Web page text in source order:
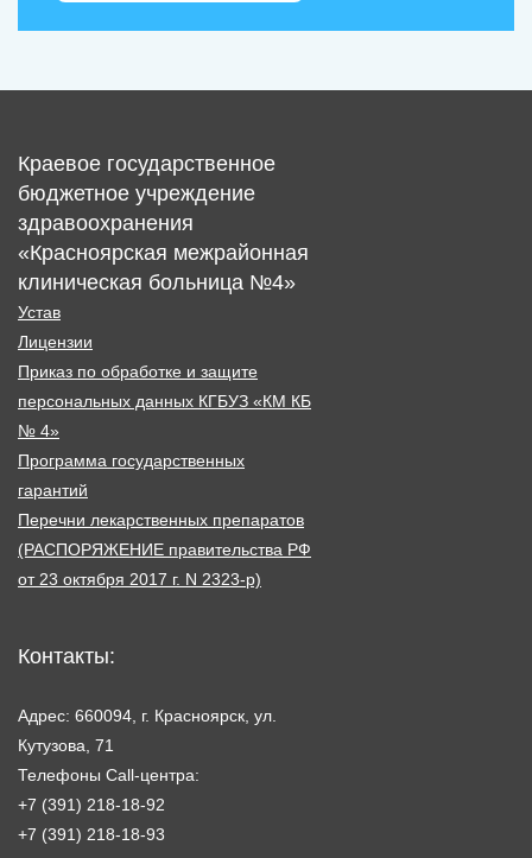
Краевое государственное
бюджетное учреждение
здравоохранения
«Красноярская межрайонная
клиническая больница №4»
Устав
Лицензии
Приказ по обработке и защите
персональных данных КГБУЗ «КМ КБ
№ 4»
Программа государственных
гарантий
Перечни лекарственных препаратов
(РАСПОРЯЖЕНИЕ правительства РФ
от 23 октября 2017 г. N 2323-р)
Контакты:
Адрес: 660094, г. Красноярск, ул.
Кутузова, 71
Телефоны Call-центра:
+7 (391) 218-18-92
+7 (391) 218-18-93